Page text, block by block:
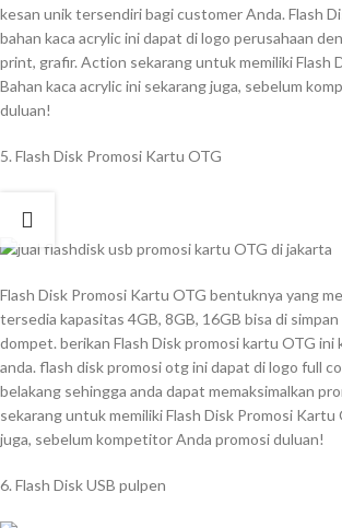
kesan unik tersendiri bagi customer Anda. Flash
bahan kaca acrylic ini dapat di logo perusahaan
print, grafir. Action sekarang untuk memiliki Flash
Bahan kaca acrylic ini sekarang juga, sebelum
duluan!
5. Flash Disk Promosi Kartu OTG
Flash Disk Promosi Kartu OTG bentuknya yang
tersedia kapasitas 4GB, 8GB, 16GB bisa di simpan
dompet. berikan Flash Disk promosi kartu OTG ini
anda. flash disk promosi otg ini dapat di logo full
belakang sehingga anda dapat memaksimalkan
sekarang untuk memiliki Flash Disk Promosi Kartu
juga, sebelum kompetitor Anda promosi duluan!
6. Flash Disk USB pulpen